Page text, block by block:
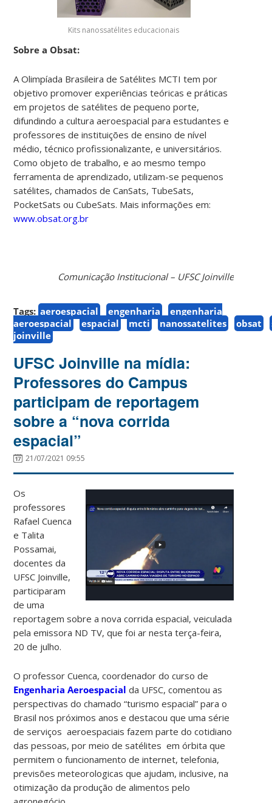
Kits nanossatélites educacionais
Sobre a Obsat:
A Olimpíada Brasileira de Satélites MCTI tem por
objetivo promover experiências teóricas e práticas
em projetos de satélites de pequeno porte,
difundindo a cultura aeroespacial para estudantes e
professores de instituições de ensino de nível
médio, técnico profissionalizante, e universitários.
Como objeto de trabalho, e ao mesmo tempo
ferramenta de aprendizado, utilizam-se pequenos
satélites, chamados de CanSats, TubeSats,
PocketSats ou CubeSats. Mais informações em:
www.obsat.org.br
Comunicação Institucional – UFSC Joinville
Tags: aeroespacial engenharia
engenharia
aeroespacial
espacial mcti nanossatelites obsat
joinville
UFSC Joinville na mídia:
Professores do Campus
participam de reportagem
sobre a “nova corrida
espacial”
21/07/2021 09:55
Os
professores
Rafael Cuenca
e Talita
Possamai,
docentes da
UFSC Joinville,
participaram
de uma
reportagem sobre a nova corrida espacial, veiculada
pela emissora ND TV, que foi ar nesta terça-feira,
20 de julho.
O professor Cuenca, coordenador do curso de
Engenharia Aeroespacial da UFSC, comentou as
perspectivas do chamado “turismo espacial” para o
Brasil nos próximos anos e destacou que uma série
de serviços aeroespaciais fazem parte do cotidiano
das pessoas, por meio de satélites em órbita que
permitem o funcionamento de internet, telefonia,
previsões meteorologicas que ajudam, inclusive, na
otimização da produção de alimentos pelo